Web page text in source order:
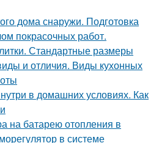
дома снаружи. Подготовка
покрасочных работ.
Стандартные размеры
и отличия. Виды кухонных
в домашних условиях. Как
на батарею отопления в
в системе